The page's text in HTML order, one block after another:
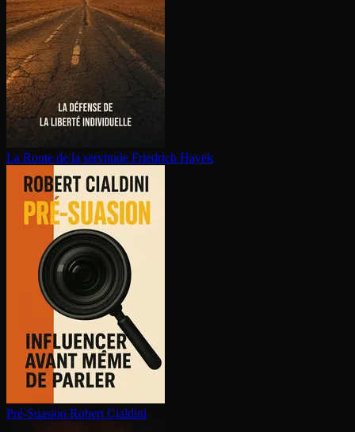
La Route de la servitude Friedrich Hayek
Pré-Suasion Robert Cialdini